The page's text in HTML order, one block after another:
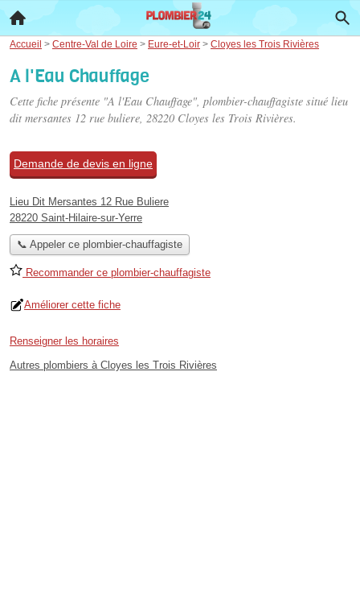
Accueil > Centre-Val de Loire > Eure-et-Loir > Cloyes les Trois Rivières
A l'Eau Chauffage
Cette fiche présente "A l'Eau Chauffage", plombier-chauffagiste situé lieu
dit mersantes 12 rue buliere, 28220 Cloyes les Trois Rivières.
Demande de devis en ligne
Lieu Dit Mersantes 12 Rue Buliere
28220 Saint-Hilaire-sur-Yerre
📞 Appeler ce plombier-chauffagiste
Recommander ce plombier-chauffagiste
Améliorer cette fiche
Renseigner les horaires
Autres plombiers à Cloyes les Trois Rivières